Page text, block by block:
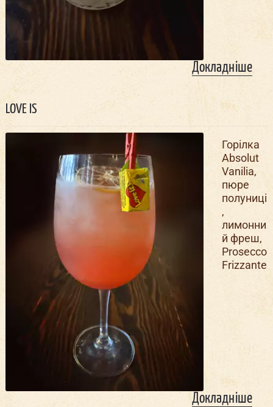
Докладніше
LOVE IS
Горілка
Absolut
Vanilia,
пюре
полуниці
,
лимонни
й фреш,
Prosecco
Frizzante
Докладніше